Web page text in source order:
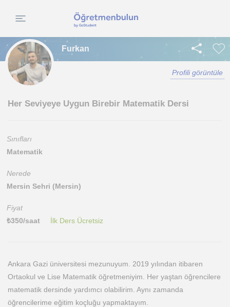
Furkan
Profili görüntüle
Her Seviyeye Uygun Birebir Matematik Dersi
Sınıfları
Matematik
Nerede
Mersin Sehri (Mersin)
Fiyat
₺350/saat İlk Ders Ücretsiz
Ankara Gazi üniversitesi mezunuyum. 2019 yılından itibaren
Ortaokul ve Lise Matematik öğretmeniyim. Her yaştan öğrencilere
matematik dersinde yardımcı olabilirim. Aynı zamanda
öğrencilerime eğitim koçluğu yapmaktayım.